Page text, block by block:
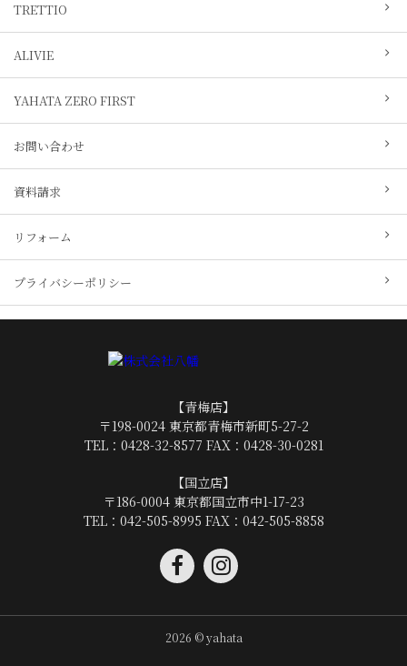
【青梅店】
〒198-0024 東京都青梅市新町5-27-2
TEL： 0428-32-8577 FAX：0428-30-0281
【国立店】
〒186-0004 東京都国立市中1-17-23
TEL： 042-505-8995 FAX：042-505-8858
TRETTIO
ALIVIE
YAHATA ZERO FIRST
お問い合わせ
資料請求
リフォーム
プライバシーポリシー
2026 © yahata